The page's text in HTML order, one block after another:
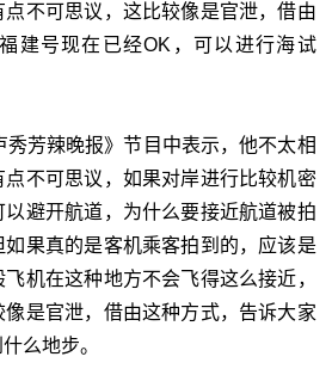
不可思议，这比较像是官泄，借由
建号现在已经OK，可以进行海试
芳辣晚报》节目中表示，他不太相
不可思议，如果对岸进行比较机密
避开航道，为什么要接近航道被拍
果真的是客机乘客拍到的，应该是
机在这种地方不会飞得这么接近，
是官泄，借由这种方式，告诉大家
么地步。